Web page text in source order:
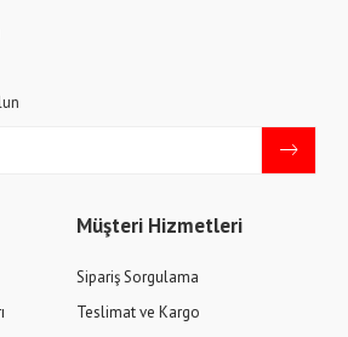
Müşteri Hizmetleri
Sipariş Sorgulama
Teslimat ve Kargo